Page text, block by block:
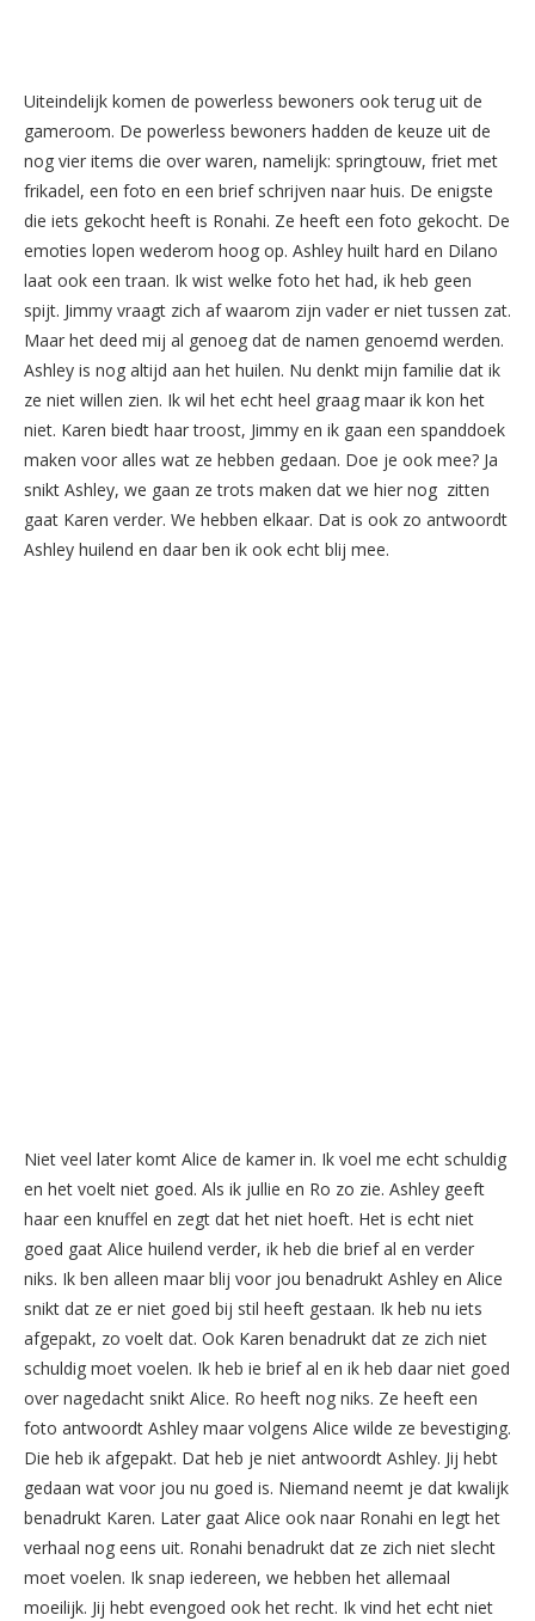
Uiteindelijk komen de powerless bewoners ook terug uit de
gameroom. De powerless bewoners hadden de keuze uit de
nog vier items die over waren, namelijk: springtouw, friet met
frikadel, een foto en een brief schrijven naar huis. De enigste
die iets gekocht heeft is Ronahi. Ze heeft een foto gekocht. De
emoties lopen wederom hoog op. Ashley huilt hard en Dilano
laat ook een traan. Ik wist welke foto het had, ik heb geen
spijt. Jimmy vraagt zich af waarom zijn vader er niet tussen zat.
Maar het deed mij al genoeg dat de namen genoemd werden.
Ashley is nog altijd aan het huilen. Nu denkt mijn familie dat ik
ze niet willen zien. Ik wil het echt heel graag maar ik kon het
niet. Karen biedt haar troost, Jimmy en ik gaan een spanddoek
maken voor alles wat ze hebben gedaan. Doe je ook mee? Ja
snikt Ashley, we gaan ze trots maken dat we hier nog zitten
gaat Karen verder. We hebben elkaar. Dat is ook zo antwoordt
Ashley huilend en daar ben ik ook echt blij mee.
Niet veel later komt Alice de kamer in. Ik voel me echt schuldig
en het voelt niet goed. Als ik jullie en Ro zo zie. Ashley geeft
haar een knuffel en zegt dat het niet hoeft. Het is echt niet
goed gaat Alice huilend verder, ik heb die brief al en verder
niks. Ik ben alleen maar blij voor jou benadrukt Ashley en Alice
snikt dat ze er niet goed bij stil heeft gestaan. Ik heb nu iets
afgepakt, zo voelt dat. Ook Karen benadrukt dat ze zich niet
schuldig moet voelen. Ik heb ie brief al en ik heb daar niet goed
over nagedacht snikt Alice. Ro heeft nog niks. Ze heeft een
foto antwoordt Ashley maar volgens Alice wilde ze bevestiging.
Die heb ik afgepakt. Dat heb je niet antwoordt Ashley. Jij hebt
gedaan wat voor jou nu goed is. Niemand neemt je dat kwalijk
benadrukt Karen. Later gaat Alice ook naar Ronahi en legt het
verhaal nog eens uit. Ronahi benadrukt dat ze zich niet slecht
moet voelen. Ik snap iedereen, we hebben het allemaal
moeilijk. Jij hebt evengoed ook het recht. Ik vind het echt niet